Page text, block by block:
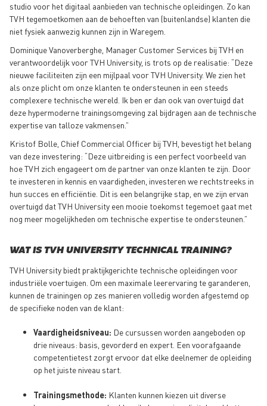
studio voor het digitaal aanbieden van technische opleidingen. Zo kan
TVH tegemoetkomen aan de behoeften van (buitenlandse) klanten die
niet fysiek aanwezig kunnen zijn in Waregem.
Dominique Vanoverberghe, Manager Customer Services bij TVH en
verantwoordelijk voor TVH University, is trots op de realisatie: “Deze
nieuwe faciliteiten zijn een mijlpaal voor TVH University. We zien het
als onze plicht om onze klanten te ondersteunen in een steeds
complexere technische wereld. Ik ben er dan ook van overtuigd dat
deze hypermoderne trainingsomgeving zal bijdragen aan de technische
expertise van talloze vakmensen.”
Kristof Bolle, Chief Commercial Officer bij TVH, bevestigt het belang
van deze investering: “Deze uitbreiding is een perfect voorbeeld van
hoe TVH zich engageert om de partner van onze klanten te zijn. Door
te investeren in kennis en vaardigheden, investeren we rechtstreeks in
hun succes en efficiëntie. Dit is een belangrijke stap, en we zijn ervan
overtuigd dat TVH University een mooie toekomst tegemoet gaat met
nog meer mogelijkheden om technische expertise te ondersteunen.”
WAT IS TVH UNIVERSITY TECHNICAL TRAINING?
TVH University biedt praktijkgerichte technische opleidingen voor
industriële voertuigen. Om een maximale leerervaring te garanderen,
kunnen de trainingen op zes manieren volledig worden afgestemd op
de specifieke noden van de klant:
Vaardigheidsniveau: De cursussen worden aangeboden op
drie niveaus: basis, gevorderd en expert. Een voorafgaande
competentietest zorgt ervoor dat elke deelnemer de opleiding
op het juiste niveau start.
Trainingsmethode: Klanten kunnen kiezen uit diverse